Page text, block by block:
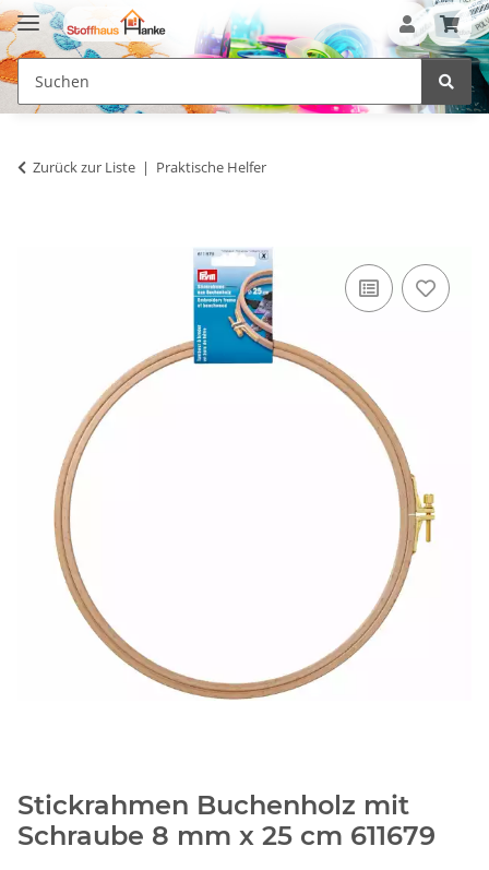
Zurück zur Liste Praktische Helfer
Stickrahmen Buchenholz mit
Schraube 8 mm x 25 cm 611679